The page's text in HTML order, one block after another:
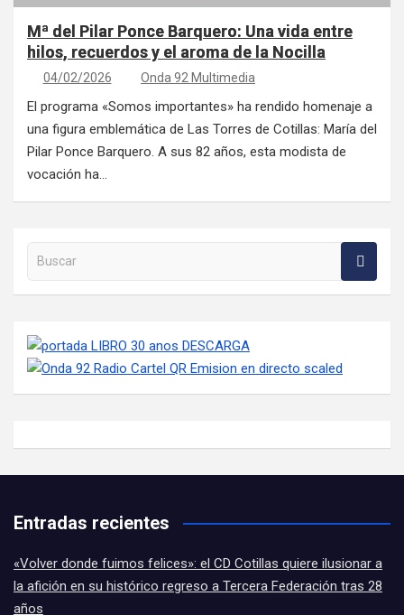
Mª del Pilar Ponce Barquero: Una vida entre
hilos, recuerdos y el aroma de la Nocilla
04/02/2026 Onda 92 Multimedia
El programa «Somos importantes» ha rendido homenaje a
una figura emblemática de Las Torres de Cotillas: María del
Pilar Ponce Barquero. A sus 82 años, esta modista de
vocación ha…
Buscar en la web
Entradas recientes
«Volver donde fuimos felices»: el CD Cotillas quiere ilusionar a
la afición en su histórico regreso a Tercera Federación tras 28
años